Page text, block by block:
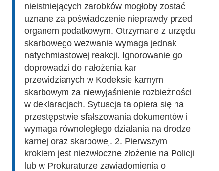
nieistniejących zarobków mogłoby zostać
uznane za poświadczenie nieprawdy przed
organem podatkowym. Otrzymane z urzędu
skarbowego wezwanie wymaga jednak
natychmiastowej reakcji. Ignorowanie go
doprowadzi do nałożenia kar
przewidzianych w Kodeksie karnym
skarbowym za niewyjaśnienie rozbieżności
w deklaracjach. Sytuacja ta opiera się na
przestępstwie sfałszowania dokumentów i
wymaga równoległego działania na drodze
karnej oraz skarbowej. 2. Pierwszym
krokiem jest niezwłoczne złożenie na Policji
lub w Prokuraturze zawiadomienia o